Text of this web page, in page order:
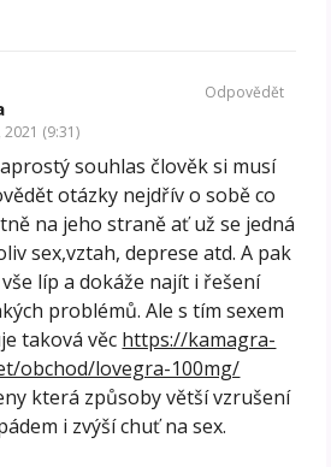
2021 (9:31)
souhlas člověk si musí
otázky nejdřív o sobě co
na jeho straně ať už se jedná
sex,vztah, deprese atd. A pak
líp a dokáže najít i řešení
problémů. Ale s tím sexem
taková věc https://kamagra-
obchod/lovegra-100mg/
která způsoby větší vzrušení
i zvýší chuť na sex.
Odpovědět